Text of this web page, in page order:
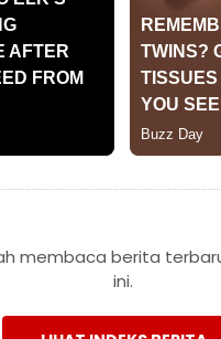
membaca berita
ini.